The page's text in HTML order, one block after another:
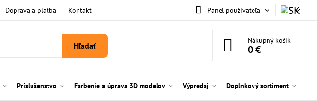
Doprava a platba Kontakt Panel používateľa
Hľadať
Nákupný košík
0 €
Príslušenstvo Farbenie a úprava 3D modelov Výpredaj Doplnkový sortiment